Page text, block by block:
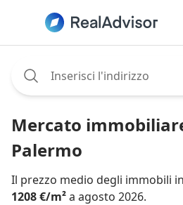
Mercato
Palermo
Il prezzo medio degli immobili
1208 €/m²a agosto 2026.